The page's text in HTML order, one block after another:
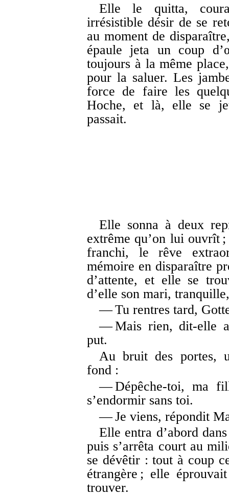
Elle le quitta,
irrésistible désir de se
au moment de
épaule jeta un coup
toujours à la même
pour la saluer. Les
force de faire les
Hoche, et là, elle se
passait.
Elle sonna à deux
extrême qu’on lui ouvrît
franchi, le rêve
mémoire en disparaître
d’attente, et elle se
d’elle son mari,
— Tu rentres tard,
— Mais rien, dit-elle
put.
Au bruit des portes,
fond :
— Dépêche-toi, ma
s’endormir sans toi.
— Je viens, répondit
Elle entra d’abord
puis s’arrêta court au
se dévêtir : tout à coup
étrangère ; elle
trouver.